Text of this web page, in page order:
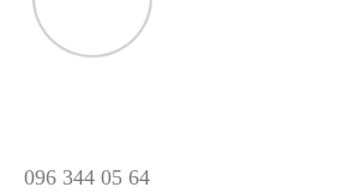
096 344 05 64